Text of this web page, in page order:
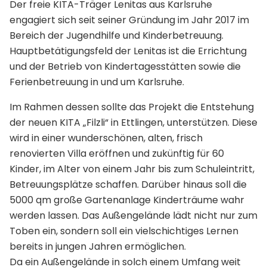
Der freie KITA-Träger Lenitas aus Karlsruhe
engagiert sich seit seiner Gründung im Jahr 2017 im
Bereich der Jugendhilfe und Kinderbetreuung.
Hauptbetätigungsfeld der Lenitas ist die Errichtung
und der Betrieb von Kindertagesstätten sowie die
Ferienbetreuung in und um Karlsruhe.
Im Rahmen dessen sollte das Projekt die Entstehung
der neuen KITA „Filzli“ in Ettlingen, unterstützen. Diese
wird in einer wunderschönen, alten, frisch
renovierten Villa eröffnen und zukünftig für 60
Kinder, im Alter von einem Jahr bis zum Schuleintritt,
Betreuungsplätze schaffen. Darüber hinaus soll die
5000 qm große Gartenanlage Kinderträume wahr
werden lassen. Das Außengelände lädt nicht nur zum
Toben ein, sondern soll ein vielschichtiges Lernen
bereits in jungen Jahren ermöglichen.
Da ein Außengelände in solch einem Umfang weit